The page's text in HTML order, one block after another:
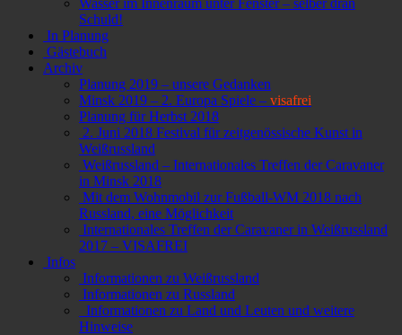
Wasser im Innenraum unter Fenster – selber dran
Schuld!
In Planung
Gästebuch
Archiv
Planung 2019 – unsere Gedanken
Minsk 2019 – 2. Europa Spiele – visafrei
Planung für Herbst 2018
2. Juni 2018 Festival für zeitgenössische Kunst in
Weißrussland
Weißrussland – Internationales Treffen der Caravaner
in Minsk 2018
Mit dem Wohnmobil zur Fußball-WM 2018 nach
Russland, eine Möglichkeit
Internationales Treffen der Caravaner in Weißrussland
2017 – VISAFREI
Infos
Informationen zu Weißrussland
Informationen zu Russland
Informationen zu Land und Leuten und weitere
Hinweise